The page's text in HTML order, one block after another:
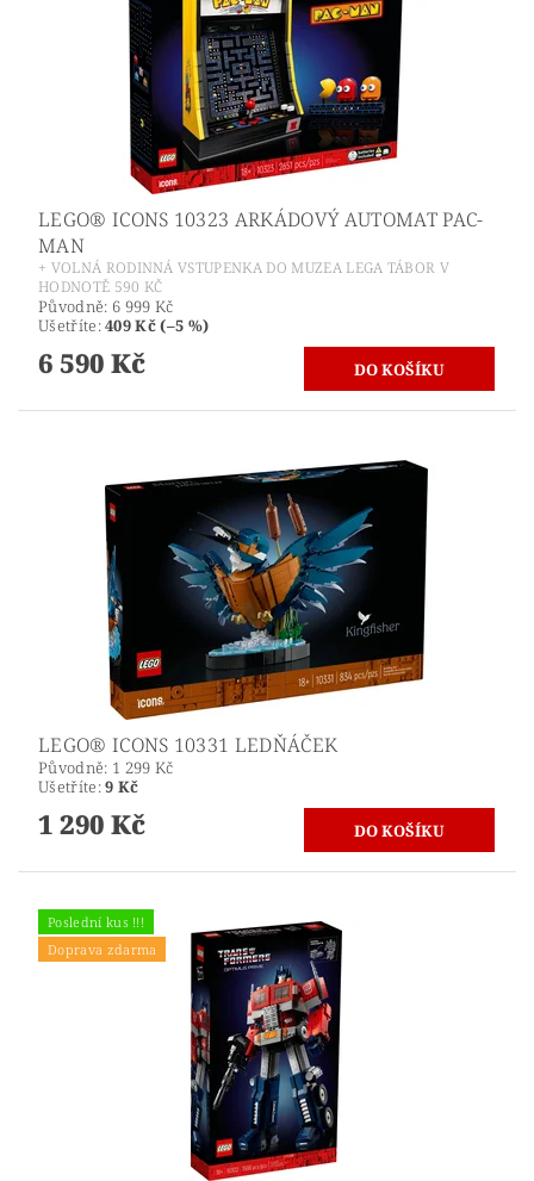
LEGO® ICONS 10323 ARKÁDOVÝ AUTOMAT PAC-
MAN
+ VOLNÁ RODINNÁ VSTUPENKA DO MUZEA LEGA TÁBOR V
HODNOTĚ 590 KČ
Původně: 6 999 Kč
Ušetříte:409 Kč (–5 %)
6 590 Kč
LEGO® ICONS 10331 LEDŇÁČEK
Původně: 1 299 Kč
Ušetříte:9 Kč
1 290 Kč
Poslední kus !!!
Doprava zdarma